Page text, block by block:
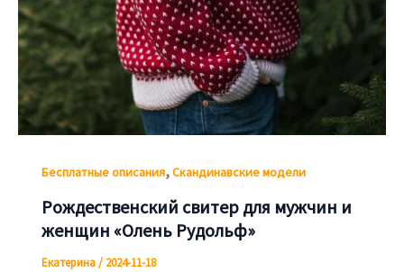
Бесплатные описания,Скандинавские модели
Рождественский свитер для мужчин и
женщин «Олень Рудольф»
Екатерина/ 2024-11-18